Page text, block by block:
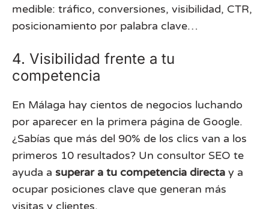
medible: tráfico, conversiones, visibilidad, CTR,
posicionamiento por palabra clave…
4. Visibilidad frente a tu
competencia
En Málaga hay cientos de negocios luchando
por aparecer en la primera página de Google.
¿Sabías que más del 90% de los clics van a los
primeros 10 resultados? Un consultor SEO te
ayuda a superar a tu competencia directa y a
ocupar posiciones clave que generan más
visitas y clientes.